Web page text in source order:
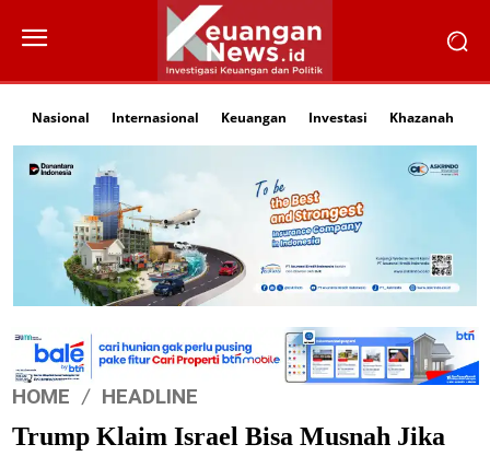
Nasional Internasional Keuangan Investasi Khazanah
HOME HEADLINE
Trump Klaim Israel Bisa Musnah Jika